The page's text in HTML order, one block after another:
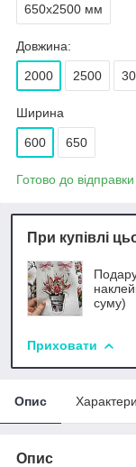
650х2500 мм
Довжина:
2000 2500
Ширина
600 650
Готово до відправки
При купівлі
суму)
Приховати
Опис
Опис